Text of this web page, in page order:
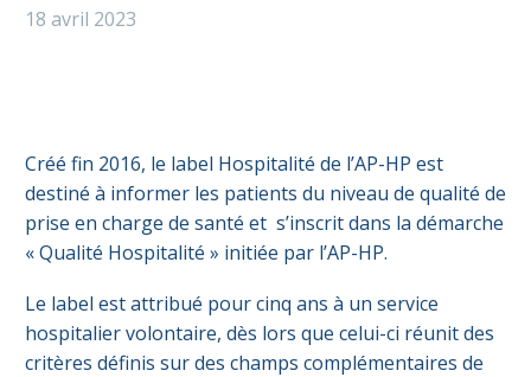
18 avril 2023
Créé fin 2016, le label Hospitalité de l’AP-HP est
destiné à informer les patients du niveau de qualité de
prise en charge de santé et s’inscrit dans la démarche
« Qualité Hospitalité » initiée par l’AP-HP.
Le label est attribué pour cinq ans à un service
hospitalier volontaire, dès lors que celui-ci réunit des
critères définis sur des champs complémentaires de